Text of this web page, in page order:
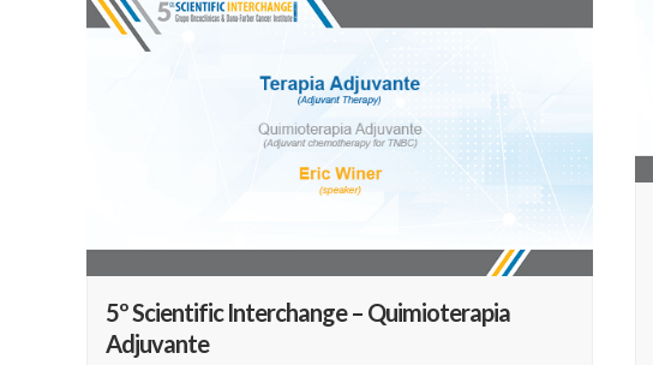
5º Scientific Interchange – Quimioterapia
Adjuvante